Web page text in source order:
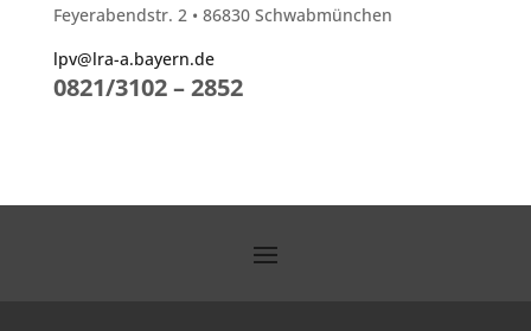
Feyerabendstr. 2 • 86830 Schwabmünchen
lpv@lra-a.bayern.de
0821/3102 – 2852